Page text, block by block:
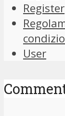
Register
User